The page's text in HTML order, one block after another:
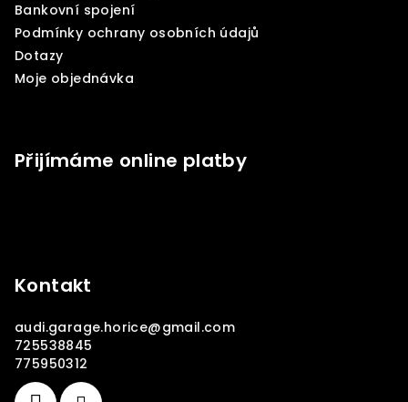
Bankovní spojení
Podmínky ochrany osobních údajů
Dotazy
Moje objednávka
Přijímáme online platby
Kontakt
audi.garage.horice@gmail.com
725538845
775950312